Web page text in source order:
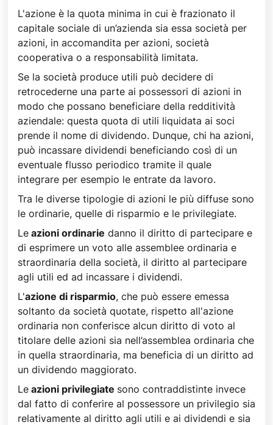
L'azione è la quota minima in cui è frazionato il
capitale sociale di un’azienda sia essa società per
azioni, in accomandita per azioni, società
cooperativa o a responsabilità limitata.
Se la società produce utili può decidere di
retrocederne una parte ai possessori di azioni in
modo che possano beneficiare della redditività
aziendale: questa quota di utili liquidata ai soci
prende il nome di dividendo. Dunque, chi ha azioni,
può incassare dividendi beneficiando così di un
eventuale flusso periodico tramite il quale
integrare per esempio le entrate da lavoro.
Tra le diverse tipologie di azioni le più diffuse sono
le ordinarie, quelle di risparmio e le privilegiate.
Le azioni ordinarie danno il diritto di partecipare e
di esprimere un voto alle assemblee ordinaria e
straordinaria della società, il diritto al partecipare
agli utili ed ad incassare i dividendi.
L'azione di risparmio, che può essere emessa
soltanto da società quotate, rispetto all'azione
ordinaria non conferisce alcun diritto di voto al
titolare delle azioni sia nell’assemblea ordinaria che
in quella straordinaria, ma beneficia di un diritto ad
un dividendo maggiorato.
Le azioni privilegiate sono contraddistinte invece
dal fatto di conferire al possessore un privilegio sia
relativamente al diritto agli utili e ai dividendi e sia